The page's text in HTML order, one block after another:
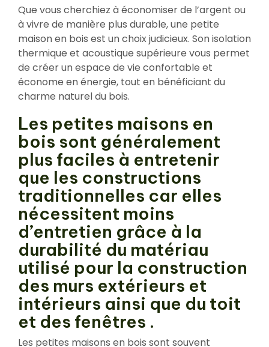
Que vous cherchiez à économiser de l’argent ou
à vivre de manière plus durable, une petite
maison en bois est un choix judicieux. Son isolation
thermique et acoustique supérieure vous permet
de créer un espace de vie confortable et
économe en énergie, tout en bénéficiant du
charme naturel du bois.
Les petites maisons en
bois sont généralement
plus faciles à entretenir
que les constructions
traditionnelles car elles
nécessitent moins
d’entretien grâce à la
durabilité du matériau
utilisé pour la construction
des murs extérieurs et
intérieurs ainsi que du toit
et des fenêtres .
Les petites maisons en bois sont souvent